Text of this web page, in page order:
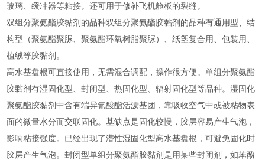
玻璃、缓冲器等粘接。还可用于修补飞机舱板的裂缝。
双组分聚氨酯胶黏剂的品种双组分聚氨酯胶黏剂的品种有通用型、结
构型（聚氨酯聚脲、聚氨酯环氧树脂聚脲）、纸塑复合用、包装用、
植绒等胶黏剂。
高水基盘根可直接使用，无需混合调配，操作很方便。单组分聚氨酯
胶黏剂有湿固化型、封闭型、热固化型、辐射固化型等品种。湿固化
聚氨酯胶黏剂中含有端异氰酸酯活泼基团，靠吸收空气中或被粘物表
面的微量水分而交联固化。基缺点是固化较慢，胶层容易产生气泡，
影响粘接强度。已经出现了潜性湿固化型高水基盘根，可避免固化时
胶层产生气泡。封闭型单组分聚氨酯胶黏剂是用某些封闭剂，如苯酚